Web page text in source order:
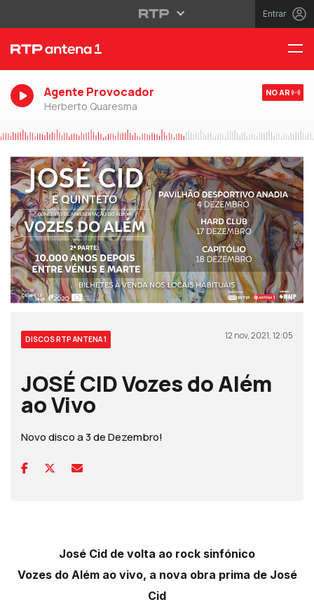
Entrar
Agente Provocador
Herberto Quaresma
NO AR
DISCOS RTP ANTENA 1 12 nov, 2021, 12:05
JOSÉ CID Vozes do Além
ao Vivo
Novo disco a 3 de Dezembro!
José Cid de volta ao rock sinfónico
Vozes do Além ao vivo, a nova obra prima de José
Cid